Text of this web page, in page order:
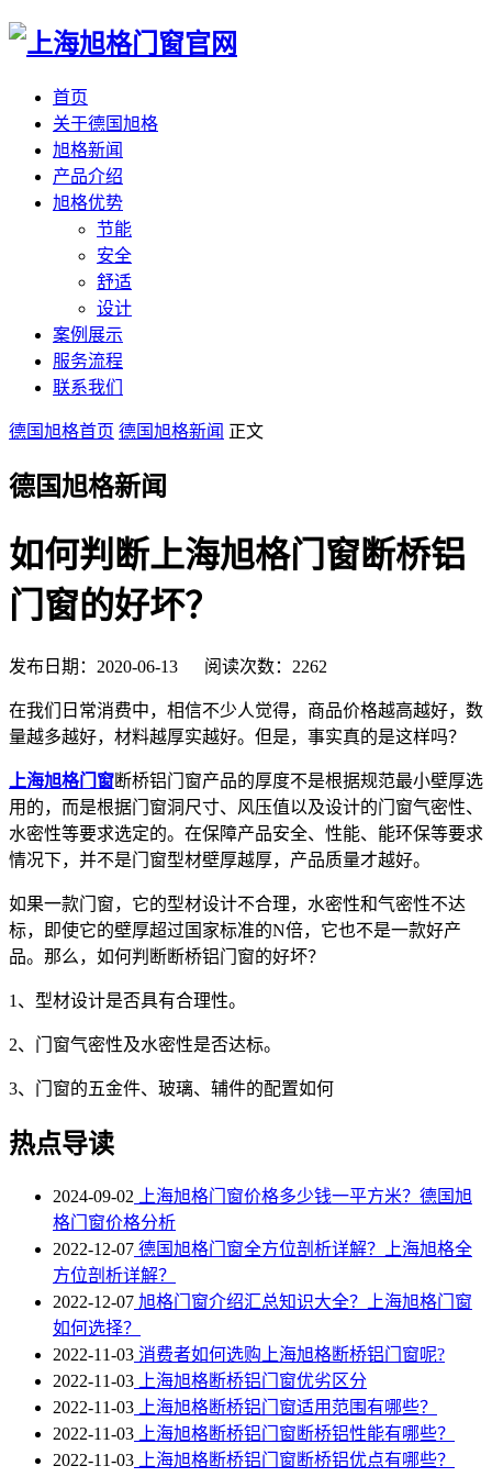
首页
关于德国旭格
旭格新闻
产品介绍
旭格优势
节能
安全
舒适
设计
案例展示
服务流程
联系我们
德国旭格首页 德国旭格新闻 正文
德国旭格新闻
如何判断上海旭格门窗断桥铝
门窗的好坏？
发布日期：2020-06-13 阅读次数：2262
在我们日常消费中，相信不少人觉得，商品价格越高越好，数
量越多越好，材料越厚实越好。但是，事实真的是这样吗？
上海旭格门窗断桥铝门窗产品的厚度不是根据规范最小壁厚选
用的，而是根据门窗洞尺寸、风压值以及设计的门窗气密性、
水密性等要求选定的。在保障产品安全、性能、能环保等要求
情况下，并不是门窗型材壁厚越厚，产品质量才越好。
如果一款门窗，它的型材设计不合理，水密性和气密性不达
标，即使它的壁厚超过国家标准的N倍，它也不是一款好产
品。那么，如何判断断桥铝门窗的好坏？
1、型材设计是否具有合理性。
2、门窗气密性及水密性是否达标。
3、门窗的五金件、玻璃、辅件的配置如何
热点导读
2024-09-02 上海旭格门窗价格多少钱一平方米？德国旭
格门窗价格分析
2022-12-07 德国旭格门窗全方位剖析详解？上海旭格全
方位剖析详解？
2022-12-07 旭格门窗介绍汇总知识大全？上海旭格门窗
如何选择？
2022-11-03 消费者如何选购上海旭格断桥铝门窗呢?
2022-11-03 上海旭格断桥铝门窗优劣区分
2022-11-03 上海旭格​断桥铝门窗适用范围有哪些？
2022-11-03 上海旭格断桥铝门窗断桥铝性能有哪些？
2022-11-03 上海旭格断桥铝门窗断桥铝优点有哪些？